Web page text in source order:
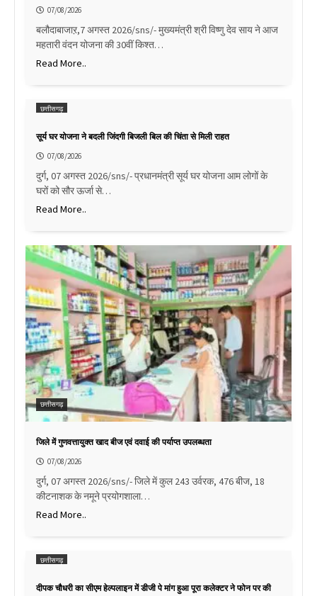
07/08/2026
बलौदाबाजाऱ,7 अगस्त 2026/sns/- मुख्यमंत्री श्री विष्णु देव साय ने आज
महतारी वंदन योजना की 30वीं किश्त…
Read More..
छत्तीसगढ़
सूर्य घर योजना ने बदली जिंदगी बिजली बिल की चिंता से मिली राहत
07/08/2026
दुर्ग, 07 अगस्त 2026/sns/- प्रधानमंत्री सूर्य घर योजना आम लोगों के
घरों को सौर ऊर्जा से…
Read More..
छत्तीसगढ़
जिले में गुणवत्तायुक्त खाद बीज एवं दवाई की पर्याप्त उपलब्धता
07/08/2026
दुर्ग, 07 अगस्त 2026/sns/- जिले में कुल 243 उर्वरक, 476 बीज, 18
कीटनाशक के नमूने प्रयोगशाला…
Read More..
छत्तीसगढ़
दीपक चौधरी का सीएम हेल्पलाइन में डीजी पे मांग हुआ पूरा कलेक्टर ने फोन पर की